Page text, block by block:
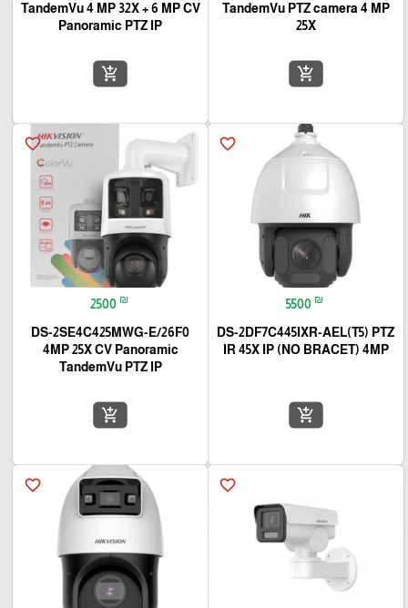
TandemVu PTZ camera 4 MP
25X
add_shopping_cart
TandemVu 4 MP 32X + 6 MP CV
Panoramic PTZ IP
add_shopping_cart
favorite_border
5500 ₪
DS-2DF7C445IXR-AEL(T5) PTZ
IR 45X IP (NO BRACET) 4MP
add_shopping_cart
favorite_border
2500 ₪
DS-2SE4C425MWG-E/26F0
4MP 25X CV Panoramic
TandemVu PTZ IP
add_shopping_cart
favorite_border
favorite_border